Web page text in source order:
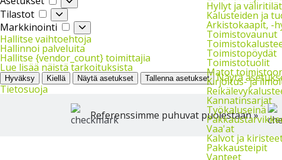
Tilastot
Tilastot
Markkinointi
Markkinointi
Hallitse vaihtoehtoja
Hallinnoi palveluita
Hallitse {vendor_count} toimittajia
Lue lisää näistä tarkoituksista
Hyväksy Kiellä Näytä asetukset Tallenna asetukset
Näytä
Tietosuoja
Hyllyt ja väliritilät
Kalusteiden ja
Arkistokaapit, -
Toimistovaunut
Toimistopöydät
Toimistotuolit
Matot
Kirjoitus- ja
Kannatinsarjat
Työkaluseinä
Vaa'at
Kalvot ja
Pakkausteipit
Vanteet
Referenssimme puhuvat puolestaan »